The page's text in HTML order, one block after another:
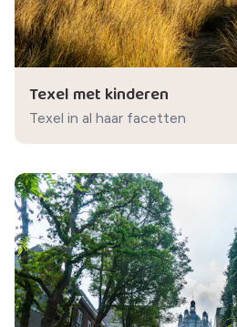
Texel met kinderen
Texel in al haar facetten